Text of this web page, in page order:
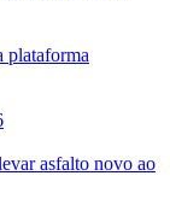
plataforma
asfalto novo ao